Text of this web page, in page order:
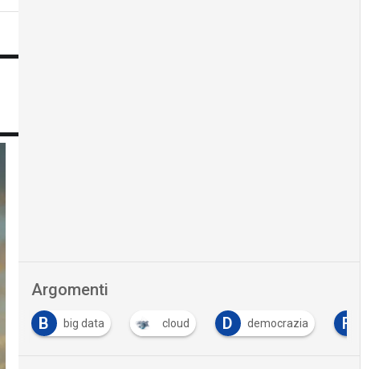
Argomenti
B big data cloud D democrazia F